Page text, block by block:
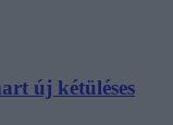
új kétüléses